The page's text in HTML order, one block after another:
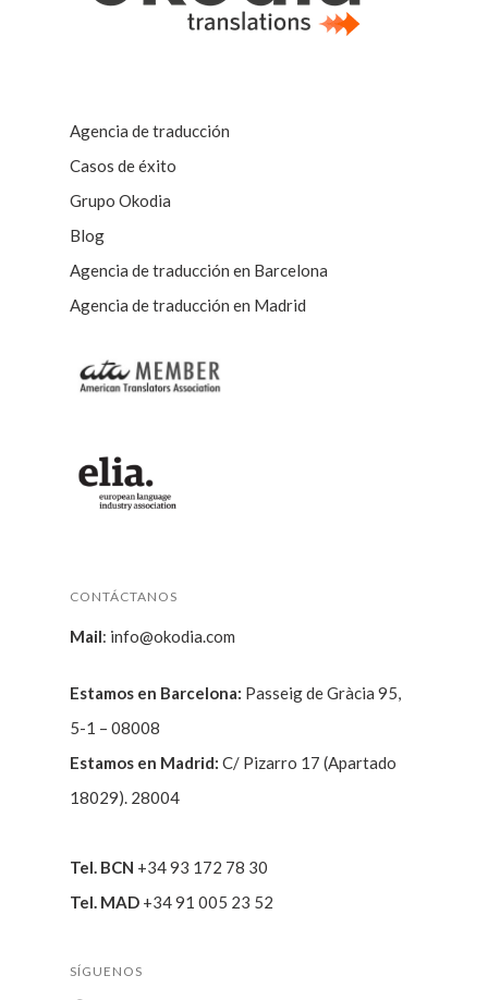
Agencia de traducción
Casos de éxito
Grupo Okodia
Blog
Agencia de traducción en Barcelona
Agencia de traducción en Madrid
CONTÁCTANOS
Mail: info@okodia.com
Estamos en Barcelona: Passeig de Gràcia 95,
5-1 – 08008
Estamos en Madrid: C/ Pizarro 17 (Apartado
18029). 28004
Tel. BCN +34 93 172 78 30
Tel. MAD +34 91 005 23 52
SÍGUENOS